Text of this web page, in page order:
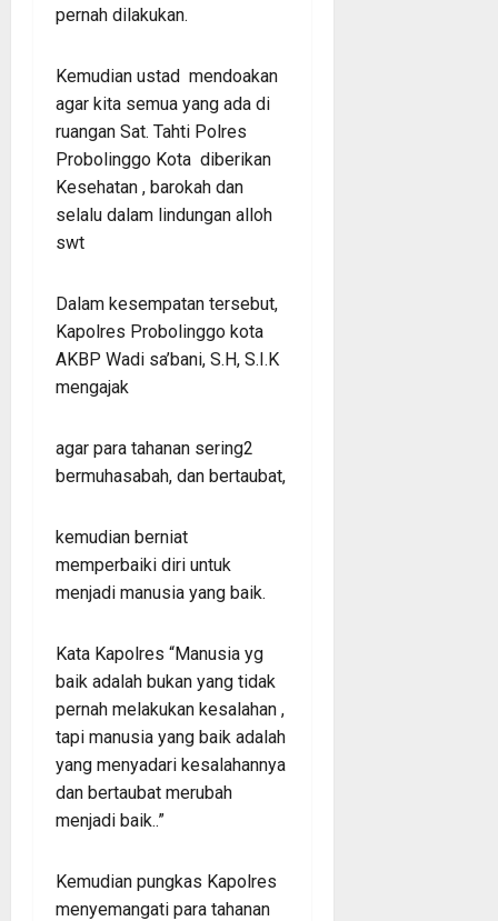
pernah dilakukan.
Kemudian ustad mendoakan
agar kita semua yang ada di
ruangan Sat. Tahti Polres
Probolinggo Kota diberikan
Kesehatan , barokah dan
selalu dalam lindungan alloh
swt
Dalam kesempatan tersebut,
Kapolres Probolinggo kota
AKBP Wadi sa’bani, S.H, S.I.K
mengajak
agar para tahanan sering2
bermuhasabah, dan bertaubat,
kemudian berniat
memperbaiki diri untuk
menjadi manusia yang baik.
Kata Kapolres “Manusia yg
baik adalah bukan yang tidak
pernah melakukan kesalahan ,
tapi manusia yang baik adalah
yang menyadari kesalahannya
dan bertaubat merubah
menjadi baik..”
Kemudian pungkas Kapolres
menyemangati para tahanan